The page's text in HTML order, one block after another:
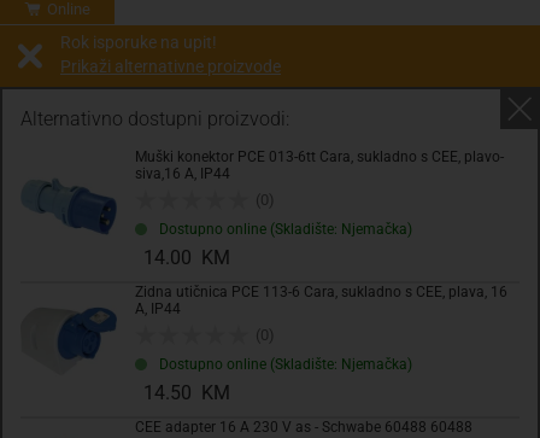
Online
Alternativno dostupni proizvodi:
Muški konektor PCE 013-6tt Cara, sukladno s CEE, plavo-
siva,16 A, IP44
(0)
Dostupno online (Skladište: Njemačka)
14.00 KM
Zidna utičnica PCE 113-6 Cara, sukladno s CEE, plava, 16
A, IP44
(0)
Dostupno online (Skladište: Njemačka)
14.50 KM
CEE adapter 16 A 230 V as - Schwabe 60488 60488
Rok isporuke na upit!
Prikaži alternativne proizvode
Prodaja i slanje od: Architektengruppe S71 d.o.o.
Cijena na upit
0.00 KM
Troškovi dostave
Komada
Dodaj u košaricu